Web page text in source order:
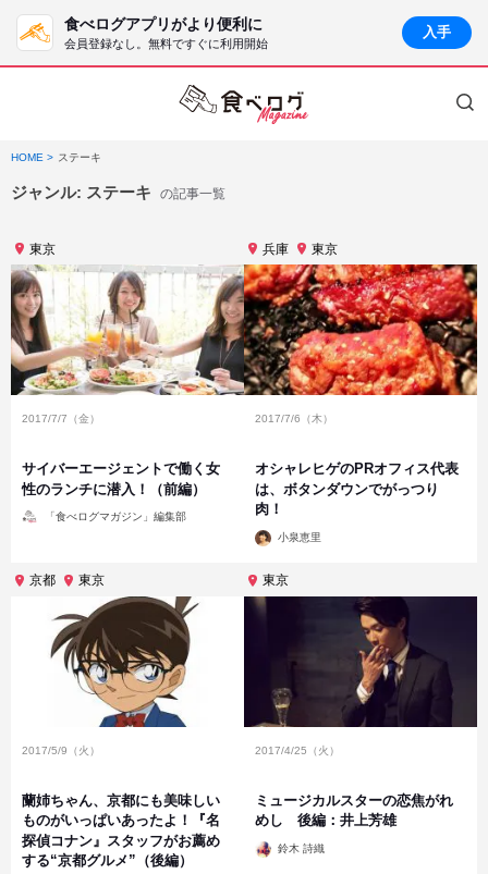
食べログアプリがより便利に
会員登録なし。無料ですぐに利用開始
入手
HOME ステーキ
ジャンル: ステーキ の記事一覧
東京
2017/7/7（金）
サイバーエージェントで働く女
性のランチに潜入！（前編）
「食べログマガジン」編集部
兵庫 東京
2017/7/6（木）
オシャレヒゲのPRオフィス代表
は、ボタンダウンでがっつり
肉！
投
稿
小泉恵里
京都 東京
2017/5/9（火）
蘭姉ちゃん、京都にも美味しい
ものがいっぱいあったよ！『名
探偵コナン』スタッフがお薦め
する“京都グルメ”（後編）
東京
2017/4/25（火）
ミュージカルスターの恋焦がれ
めし 後編：井上芳雄
投
稿
鈴木 詩織